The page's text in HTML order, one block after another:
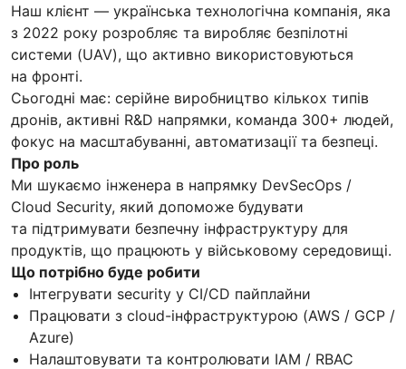
Наш клієнт — українська технологічна компанія, яка
з 2022 року розробляє та виробляє безпілотні
системи (UAV), що активно використовуються
на фронті.
Сьогодні має: серійне виробництво кількох типів
дронів, активні R&D напрямки, команда 300+ людей,
фокус на масштабуванні, автоматизації та безпеці.
Про роль
Ми шукаємо інженера в напрямку DevSecOps /
Cloud Security, який допоможе будувати
та підтримувати безпечну інфраструктуру для
продуктів, що працюють у військовому середовищі.
Що потрібно буде робити
Інтегрувати security у CI/CD пайплайни
Працювати з cloud-інфраструктурою (AWS / GCP /
Azure)
Налаштовувати та контролювати IAM / RBAC